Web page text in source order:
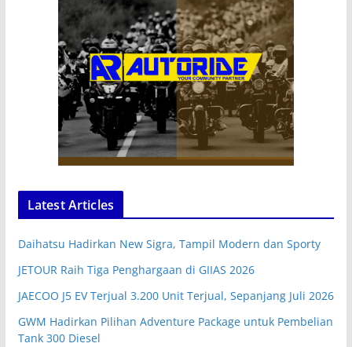
Latest Articles
Daihatsu Hadirkan New Sigra, Tampil Modern dan Sporty
JETOUR Raih Tiga Penghargaan di GIIAS 2026
JAECOO J5 EV Terjual 3.200 Unit Terjual, Sepanjang Juli 2026
GWM Hadirkan Pilihan Adventure Package untuk Pembelian
Tank 300 Diesel